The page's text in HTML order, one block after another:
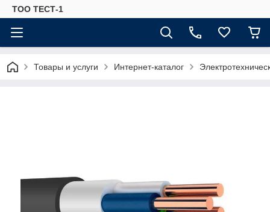
ТОО ТЕСТ-1
Товары и услуги Интернет-каталог